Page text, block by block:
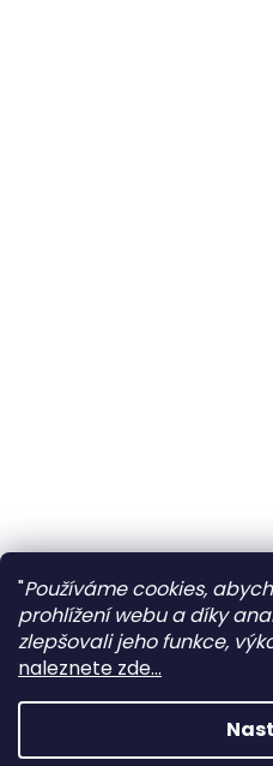
"Používáme cookies,
prohlížení webu a díky
zlepšovali jeho funkce,
naleznete zde...